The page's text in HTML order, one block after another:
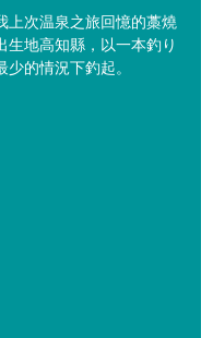
上次温泉之旅回憶的藁燒
生地高知縣，以一本釣り
的情況下釣起。